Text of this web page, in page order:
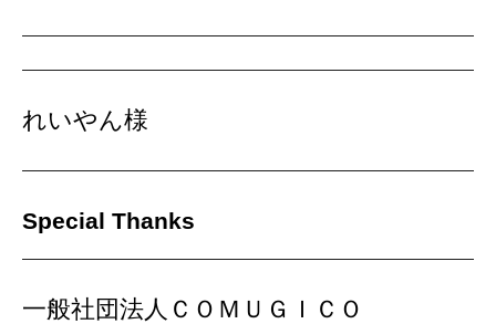
れいやん様
Special Thanks
一般社団法人ＣＯＭＵＧＩＣＯ